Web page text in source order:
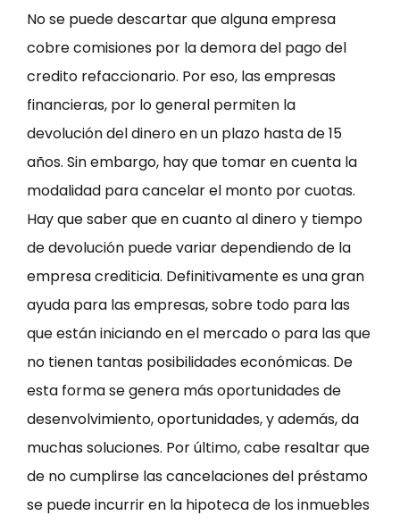
No se puede descartar que alguna empresa
cobre comisiones por la demora del pago del
credito refaccionario. Por eso, las empresas
financieras, por lo general permiten la
devolución del dinero en un plazo hasta de 15
años. Sin embargo, hay que tomar en cuenta la
modalidad para cancelar el monto por cuotas.
Hay que saber que en cuanto al dinero y tiempo
de devolución puede variar dependiendo de la
empresa crediticia. Definitivamente es una gran
ayuda para las empresas, sobre todo para las
que están iniciando en el mercado o para las que
no tienen tantas posibilidades económicas. De
esta forma se genera más oportunidades de
desenvolvimiento, oportunidades, y además, da
muchas soluciones. Por último, cabe resaltar que
de no cumplirse las cancelaciones del préstamo
se puede incurrir en la hipoteca de los inmuebles